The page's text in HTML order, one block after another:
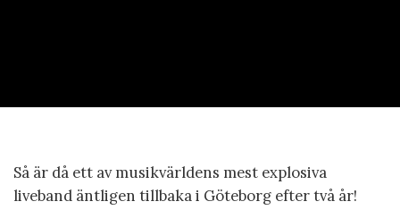
Så är då ett av musikvärldens mest explosiva
liveband äntligen tillbaka i Göteborg efter två år!